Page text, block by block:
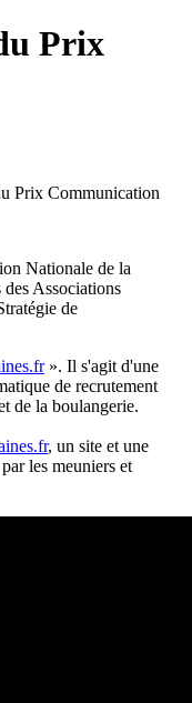
Prix
Prix Communication
Nationale de la
des Associations
de
». Il s'agit d'une
de recrutement
de la boulangerie.
, un site et une
les meuniers et